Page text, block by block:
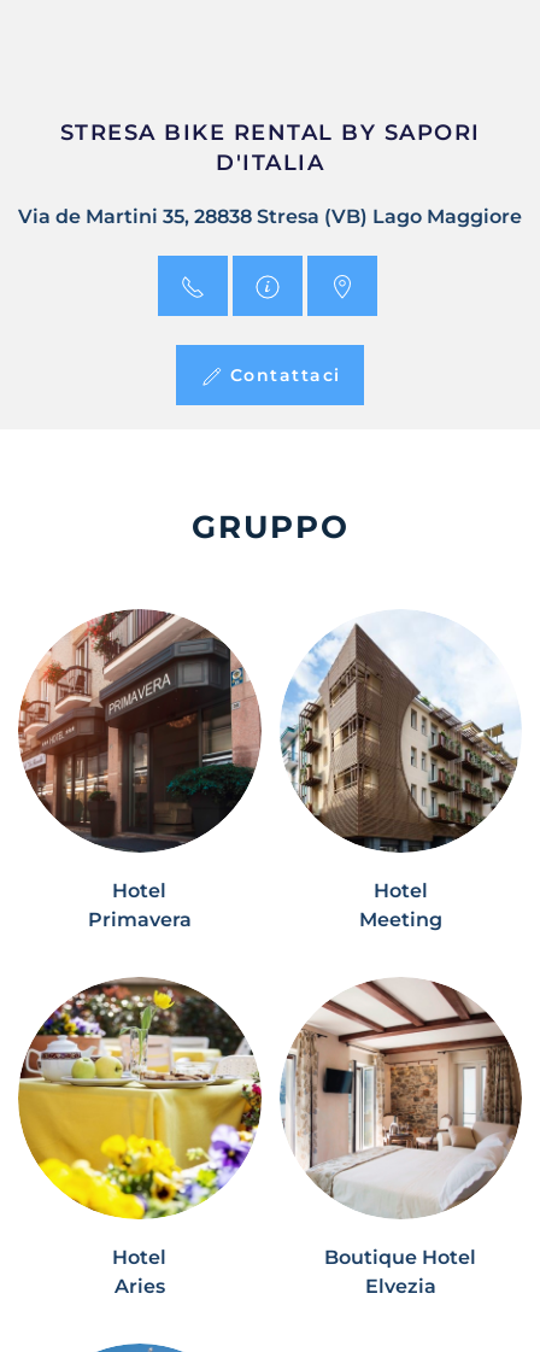
STRESA BIKE RENTAL BY SAPORI
D'ITALIA
Via de Martini 35, 28838 Stresa (VB) Lago Maggiore
Contattaci
GRUPPO
Hotel
Primavera
Hotel
Meeting
Hotel
Aries
Boutique Hotel
Elvezia